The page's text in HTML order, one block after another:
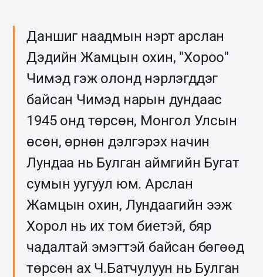
Даншиг наадмын нэрт арслан
Дэдийн Жамцын охин, "Хороо"
Чимэд гэж олонд нэрлэгддэг
байсан Чимэд нарын дундаас
1945 онд төрсөн, Монгол Улсын
өсөн, өрнөн дэлгэрэх начин
Лундаа нь Булган аймгийн Бугат
сумын уугуул юм. Арслан
Жамцын охин, Лундаагийн ээж
Хорол нь их том биетэй, бяр
чадалтай эмэгтэй байсан бөгөөд
төрсөн ах Ч.Батчулуун нь Булган